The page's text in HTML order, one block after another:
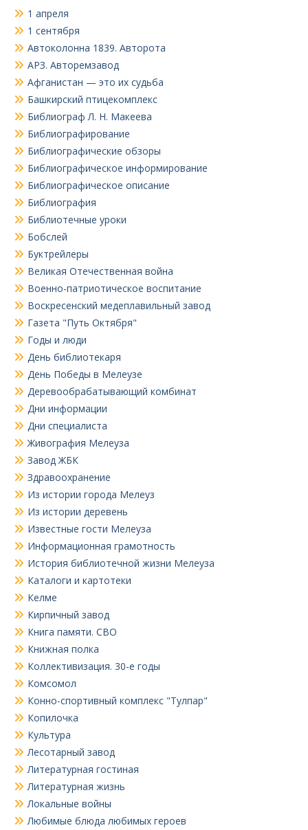
1 апреля
1 сентября
Автоколонна 1839. Авторота
АРЗ. Авторемзавод
Афганистан — это их судьба
Башкирский птицекомплекс
Библиограф Л. Н. Макеева
Библиографирование
Библиографические обзоры
Библиографическое информирование
Библиографическое описание
Библиография
Библиотечные уроки
Бобслей
Буктрейлеры
Великая Отечественная война
Военно-патриотическое воспитание
Воскресенский медеплавильный завод
Газета "Путь Октября"
Годы и люди
День библиотекаря
День Победы в Мелеузе
Деревообрабатывающий комбинат
Дни информации
Дни специалиста
Живография Мелеуза
Завод ЖБК
Здравоохранение
Из истории города Мелеуз
Из истории деревень
Известные гости Мелеуза
Информационная грамотность
История библиотечной жизни Мелеуза
Каталоги и картотеки
Келме
Кирпичный завод
Книга памяти. СВО
Книжная полка
Коллективизация. 30-е годы
Комсомол
Конно-спортивный комплекс "Тулпар"
Копилочка
Культура
Лесотарный завод
Литературная гостиная
Литературная жизнь
Локальные войны
Любимые блюда любимых героев